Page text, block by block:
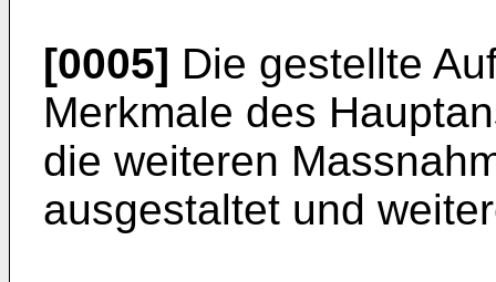
[0005] Die gestellte
Merkmale des
die weiteren
ausgestaltet und